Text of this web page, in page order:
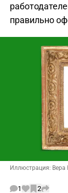
правильно
Иллюстрация: Вера
1 2